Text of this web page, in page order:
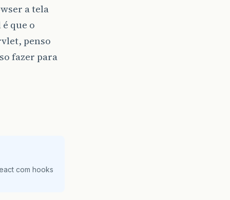
a tela
que o
penso
fazer para
com hooks